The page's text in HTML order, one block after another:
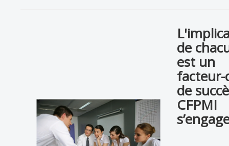
de
est un
facteur-
de
CFPMI